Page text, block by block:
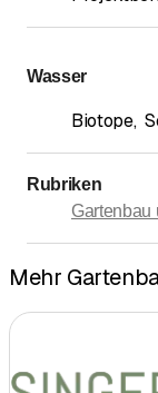
Wasser
Biotope,
Rubriken
Gartenbau
Mehr